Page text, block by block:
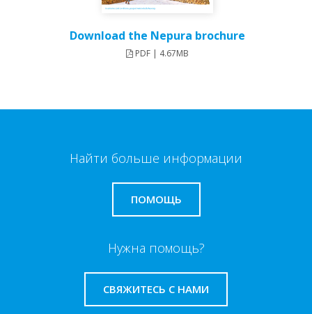
Download the Nepura brochure
PDF | 4.67MB
Найти больше информации
ПОМОЩЬ
Нужна помощь?
СВЯЖИТЕСЬ С НАМИ